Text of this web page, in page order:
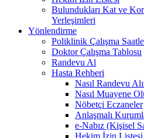
Bulundukları Kat ve
Yerleşimleri
Yönlendirme
Poliklinik Çalışma
Doktor Çalışma Tablosu
Randevu Al
Hasta Rehberi
Nasıl Randevu
Nasıl Muayene
Nöbetçi Eczaneler
Anlaşmalı
e-Nabız (Kişisel
Hekim İzin Listesi